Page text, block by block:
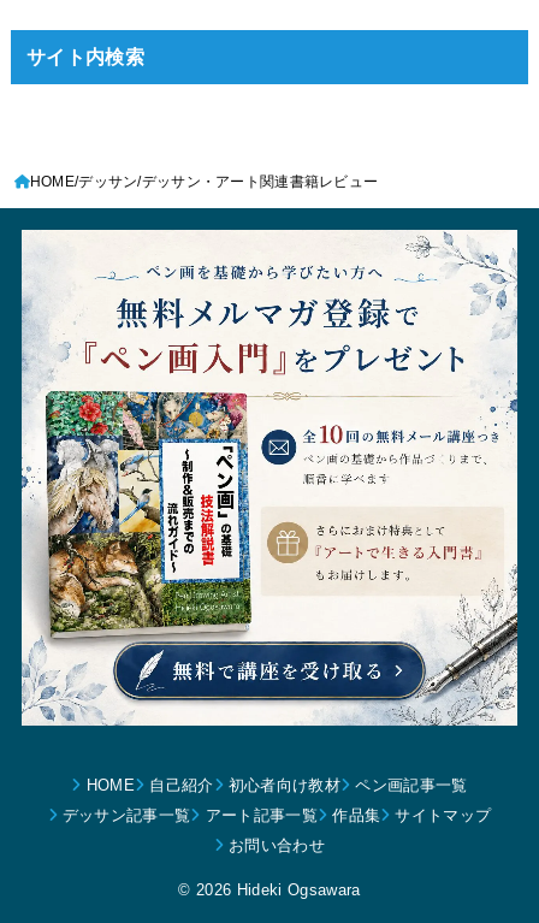
サイト内検索
HOME デッサン デッサン・アート関連書籍レビュー
HOME 自己紹介 初心者向け教材
ペン画記事一覧
デッサン記事一覧
アート記事一覧 作品集
サイトマップ
お問い合わせ
© 2026 Hideki Ogsawara